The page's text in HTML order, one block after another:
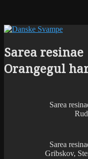
Sarea resinae
Orangegul
Sarea
Sarea
Gribskov,